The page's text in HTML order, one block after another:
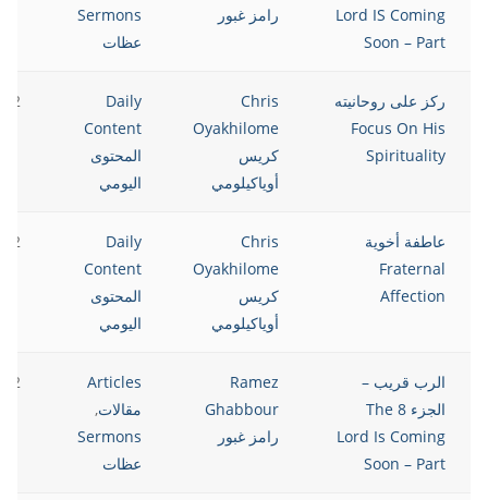
Lord IS Coming
Soon – Part
رامز غبور
Sermons
عظات
ركز على روحانيته
Focus On His
Spirituality
Chris
Oyakhilome
كريس
أوياكيلومي
Daily
Content
المحتوى
اليومي
عاطفة أخوية
Fraternal
Affection
Chris
Oyakhilome
كريس
أوياكيلومي
Daily
Content
المحتوى
اليومي
الرب قريب –
الجزء 8 The
Lord Is Coming
Soon – Part
Ramez
Ghabbour
رامز غبور
Articles
مقالات,
Sermons
عظات